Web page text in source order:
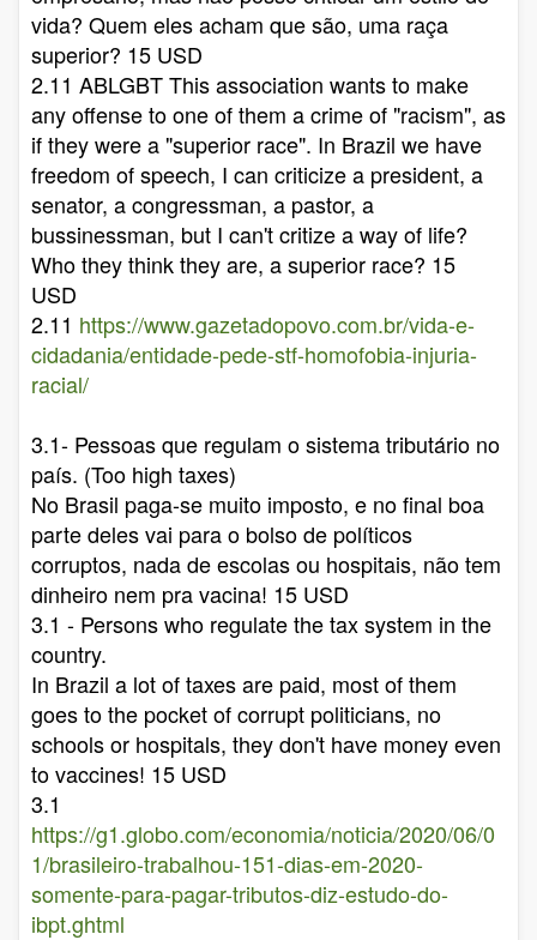
vida? Quem eles acham que são, uma raça
superior? 15 USD
2.11 ABLGBT This association wants to make
any offense to one of them a crime of "racism", as
if they were a "superior race". In Brazil we have
freedom of speech, I can criticize a president, a
senator, a congressman, a pastor, a
bussinessman, but I can't critize a way of life?
Who they think they are, a superior race? 15
USD
2.11 https://www.gazetadopovo.com.br/vida-e-
cidadania/entidade-pede-stf-homofobia-injuria-
racial/
3.1- Pessoas que regulam o sistema tributário no
país. (Too high taxes)
No Brasil paga-se muito imposto, e no final boa
parte deles vai para o bolso de políticos
corruptos, nada de escolas ou hospitais, não tem
dinheiro nem pra vacina! 15 USD
3.1 - Persons who regulate the tax system in the
country.
In Brazil a lot of taxes are paid, most of them
goes to the pocket of corrupt politicians, no
schools or hospitals, they don't have money even
to vaccines! 15 USD
3.1
https://g1.globo.com/economia/noticia/2020/06/0
1/brasileiro-trabalhou-151-dias-em-2020-
somente-para-pagar-tributos-diz-estudo-do-
ibpt.ghtml